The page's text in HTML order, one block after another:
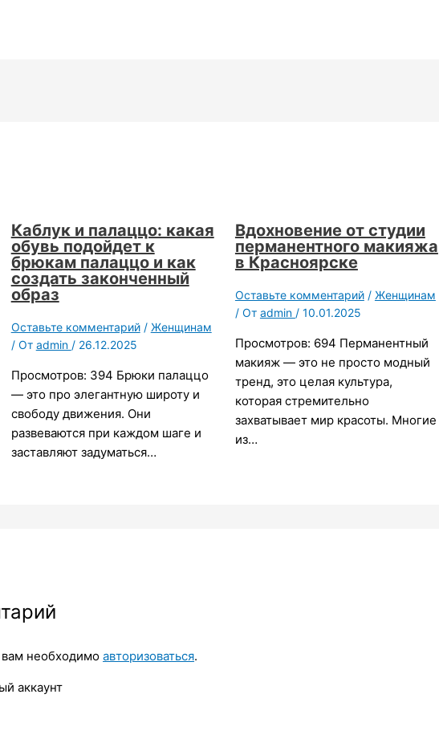
Каблук и палаццо: какая
обувь подойдет к
брюкам палаццо и как
создать законченный
образ
Оставьте комментарий / Женщинам
/ От admin / 26.12.2025
Просмотров: 394 Брюки палаццо
— это про элегантную широту и
свободу движения. Они
развеваются при каждом шаге и
заставляют задуматься…
Вдохновение от студии
перманентного макияжа
в Красноярске
Оставьте комментарий / Женщинам
/ От admin / 10.01.2025
Просмотров: 694 Перманентный
макияж — это не просто модный
тренд, это целая культура,
которая стремительно
захватывает мир красоты. Многие
из…
вам необходимоавторизоваться.
аккаунт